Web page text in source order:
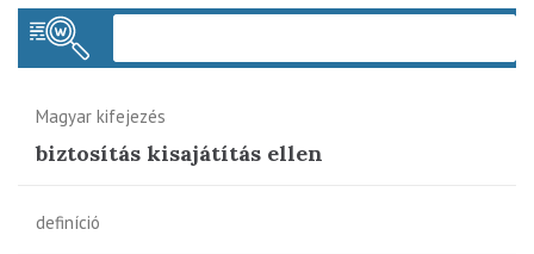
Magyar kifejezés
biztosítás kisajátítás ellen
definíció